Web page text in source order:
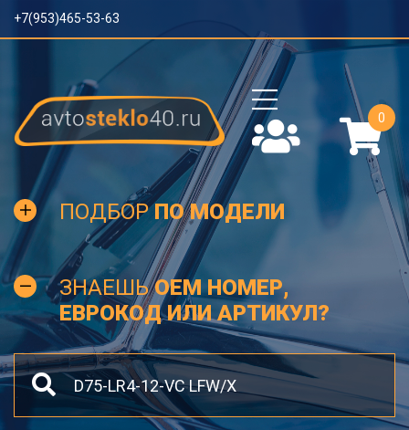
+7(953)465-53-63
0
ПОДБОРПО МОДЕЛИ
ЗНАЕШЬOEM НОМЕР,
ЕВРОКОД ИЛИ АРТИКУЛ?